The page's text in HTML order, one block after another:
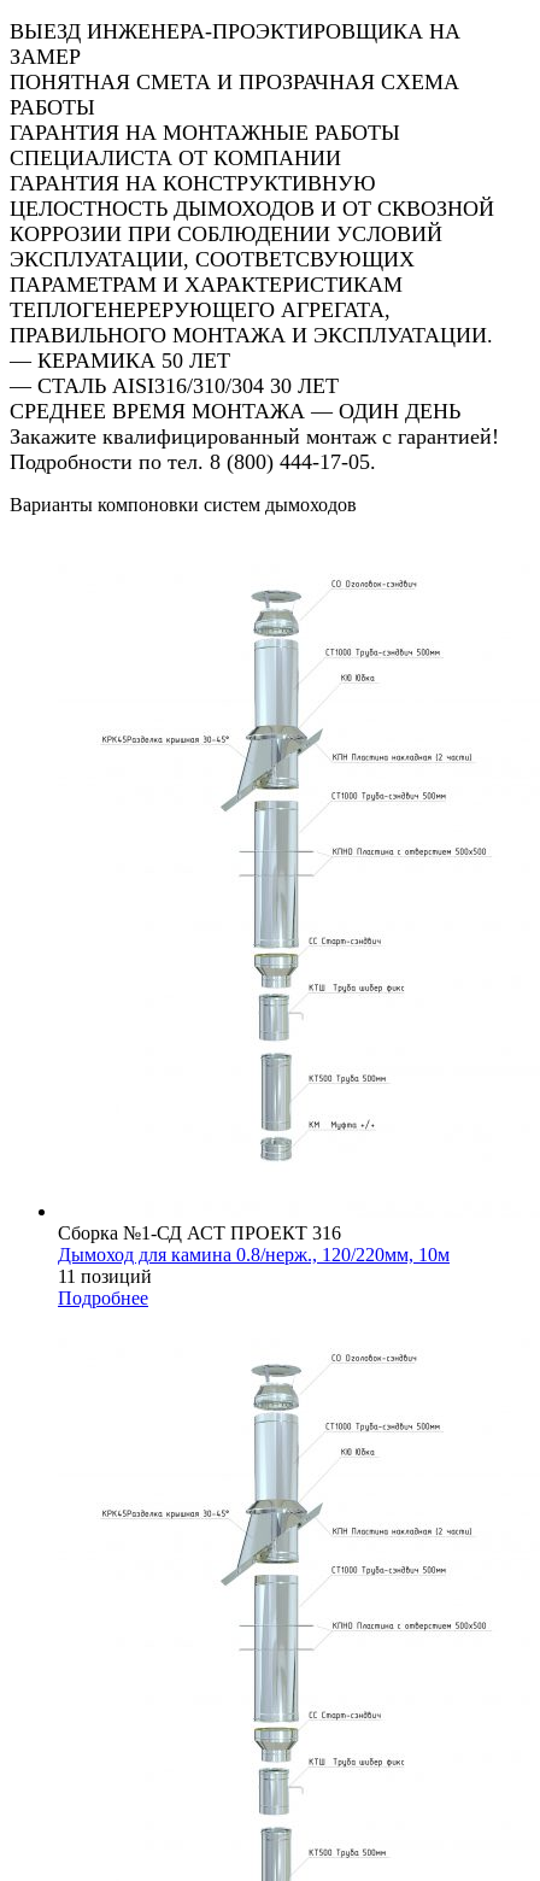
ВЫЕЗД ИНЖЕНЕРА-ПРОЭКТИРОВЩИКА НА
ЗАМЕР
ПОНЯТНАЯ СМЕТА И ПРОЗРАЧНАЯ СХЕМА
РАБОТЫ
ГАРАНТИЯ НА МОНТАЖНЫЕ РАБОТЫ
СПЕЦИАЛИСТА ОТ КОМПАНИИ
ГАРАНТИЯ НА КОНСТРУКТИВНУЮ
ЦЕЛОСТНОСТЬ ДЫМОХОДОВ И ОТ СКВОЗНОЙ
КОРРОЗИИ ПРИ СОБЛЮДЕНИИ УСЛОВИЙ
ЭКСПЛУАТАЦИИ, СООТВЕТСВУЮЩИХ
ПАРАМЕТРАМ И ХАРАКТЕРИСТИКАМ
ТЕПЛОГЕНЕРЕРУЮЩЕГО АГРЕГАТА,
ПРАВИЛЬНОГО МОНТАЖА И ЭКСПЛУАТАЦИИ.
— КЕРАМИКА 50 ЛЕТ
— СТАЛЬ AISI316/310/304 30 ЛЕТ
СРЕДНЕЕ ВРЕМЯ МОНТАЖА — ОДИН ДЕНЬ
Закажите квалифицированный монтаж с гарантией!
Подробности по тел. 8 (800) 444-17-05.
Варианты компоновки систем дымоходов
Сборка №1-СД АСТ ПРОЕКТ 316
Дымоход для камина 0.8/нерж., 120/220мм, 10м
11 позиций
Подробнее